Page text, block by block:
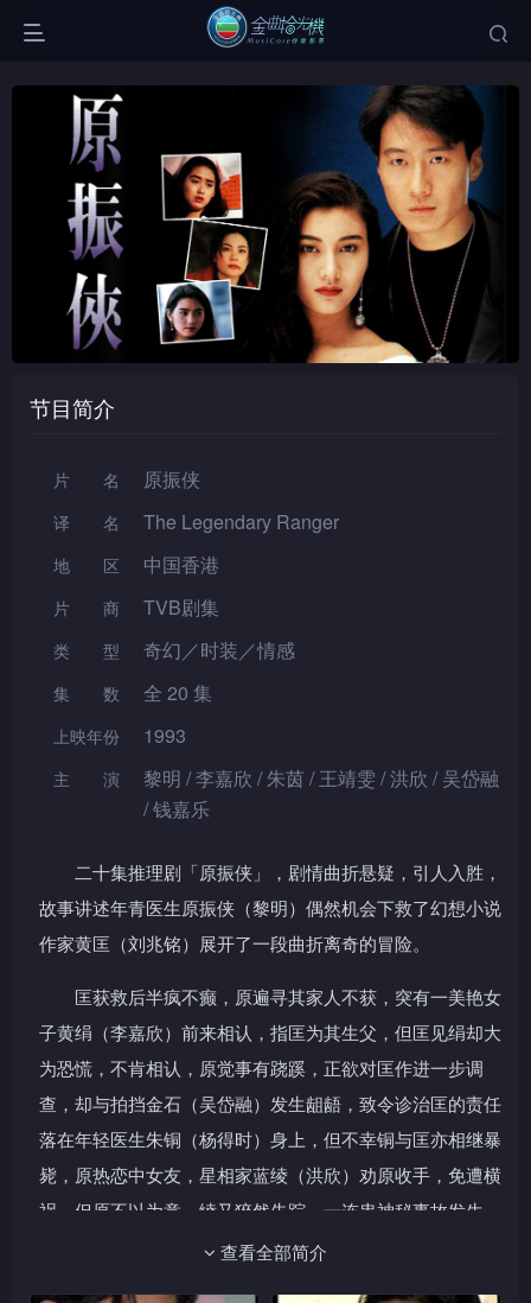
节目简介
片名 原振侠
译名 The Legendary Ranger
地区 中国香港
片 商 TVB剧集
类型 奇幻／时装／情感
集数 全 20 集
上映年份 1993
主演
黎明 / 李嘉欣 / 朱茵 / 王靖雯 / 洪欣 / 吴岱融
/ 钱嘉乐
二十集推理剧「原振侠」，剧情曲折悬疑，引人入胜，
故事讲述年青医生原振侠（黎明）偶然机会下救了幻想小说
作家黄匡（刘兆铭）展开了一段曲折离奇的冒险。
匡获救后半疯不癫，原遍寻其家人不获，突有一美艳女
子黄绢（李嘉欣）前来相认，指匡为其生父，但匡见绢却大
为恐慌，不肯相认，原觉事有跷蹊，正欲对匡作进一步调
查，却与拍挡金石（吴岱融）发生龃龉，致令诊治匡的责任
落在年轻医生朱铜（杨得时）身上，但不幸铜与匡亦相继暴
毙，原热恋中女友，星相家蓝绫（洪欣）劝原收手，免遭横
祸，但原不以为意。绫又猝然失踪，一连串神秘事故发生，
而矛头俱指向绢。绢冷艳而神秘莫测，令原不知从何入手调
查看全部简介